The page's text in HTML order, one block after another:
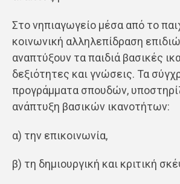
Στο νηπιαγωγείο μέσα από το
κοινωνική αλληλεπίδραση
αναπτύξουν τα παιδιά βασικές
δεξιότητες και γνώσεις. Τα
προγράμματα σπουδών,
ανάπτυξη βασικών ικανοτήτων:
α) την επικοινωνία,
β) τη δημιουργική και κριτική